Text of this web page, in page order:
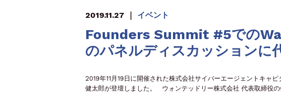
2019.11.27 ｜ イベント
Founders Summit #5での
のパネルディスカッションに
2019年11月19日に開催された株式会社サイバーエージェントキ
健太郎が登壇しました。 ウォンテッドリー株式会社 代表取締役